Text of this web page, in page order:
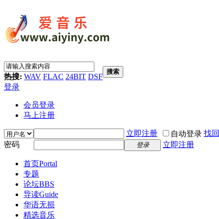
热搜: WAV FLAC 24BIT DSF
搜索
登录
会员登录
马上注册
立即注册 自动登录 找
密码
登录 立即注册
首页Portal
专题
论坛BBS
导读Guide
华语无损
精选音乐